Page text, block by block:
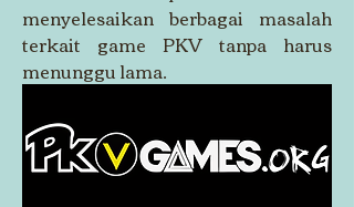
menyelesaikan berbagai masalah
terkait game PKV tanpa harus
menunggu lama.